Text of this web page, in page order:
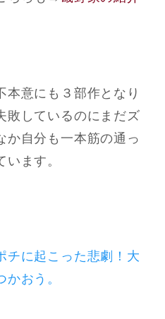
本意にも３部作となり
敗しているのにまだズ
か自分も一本筋の通っ
ます。
チに起こった悲劇！大
おう。